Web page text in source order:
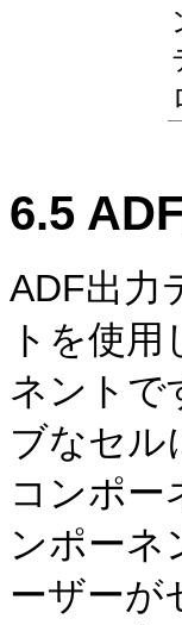
6.5
ADF出力
トを使
ネントで
ブなセル
コンポー
ンポーネ
ーザーが